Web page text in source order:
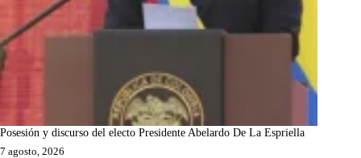
Posesión y discurso del electo Presidente Abelardo De La Espriella
7 agosto, 2026